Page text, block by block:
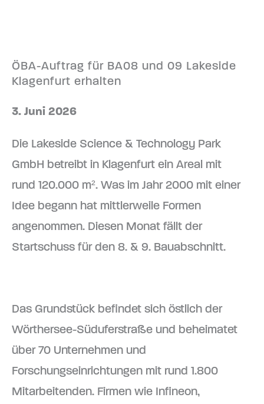
ÖBA-Auftrag für BA08 und 09 Lakeside
Klagenfurt erhalten
3. Juni 2026
Die Lakeside Science & Technology Park
GmbH betreibt in Klagenfurt ein Areal mit
rund 120.000 m². Was im Jahr 2000 mit einer
Idee begann hat mittlerweile Formen
angenommen. Diesen Monat fällt der
Startschuss für den 8. & 9. Bauabschnitt.
Das Grundstück befindet sich östlich der
Wörthersee-Süduferstraße und beheimatet
über 70 Unternehmen und
Forschungseinrichtungen mit rund 1.800
Mitarbeitenden. Firmen wie Infineon,